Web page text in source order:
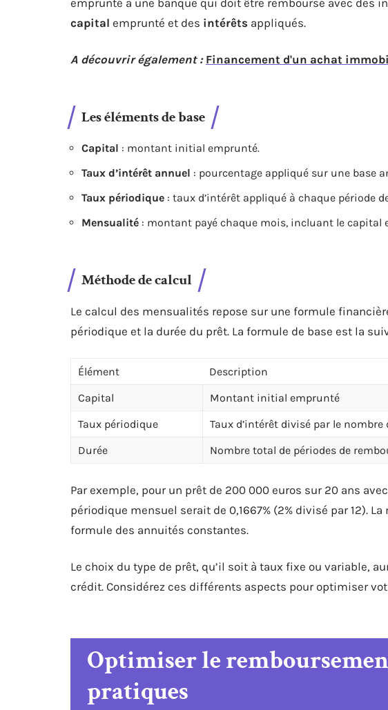
emprunté à une banque qui doit être remboursé avec des
capital emprunté et des intérêts appliqués.
A découvrir également : Financement d'un achat
Les éléments de base
Capital : montant initial emprunté.
Taux d’intérêt annuel : pourcentage appliqué sur une base
Taux périodique : taux d’intérêt appliqué à chaque période
Mensualité : montant payé chaque mois, incluant le capital
Méthode de calcul
Le calcul des mensualités repose sur une formule
périodique et la durée du prêt. La formule de base est la
Élément
Description
Capital
Montant initial emprunté
Taux périodique
Taux d’intérêt divisé par le
Durée
Nombre total de périodes de
Par exemple, pour un prêt de 200 000 euros sur 20 ans
périodique mensuel serait de 0,1667% (2% divisé par 12).
formule des annuités constantes.
Le choix du type de prêt, qu’il soit à taux fixe ou variable,
crédit. Considérez ces différents aspects pour optimiser
Optimiser le
pratiques